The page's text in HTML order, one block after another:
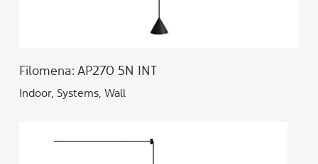
Filomena: AP270 5N INT
Indoor, Systems, Wall